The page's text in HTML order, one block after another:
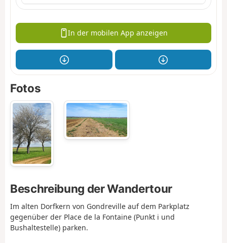
In der mobilen App anzeigen
Fotos
Beschreibung der Wandertour
Im alten Dorfkern von Gondreville auf dem Parkplatz
gegenüber der Place de la Fontaine (Punkt i und
Bushaltestelle) parken.